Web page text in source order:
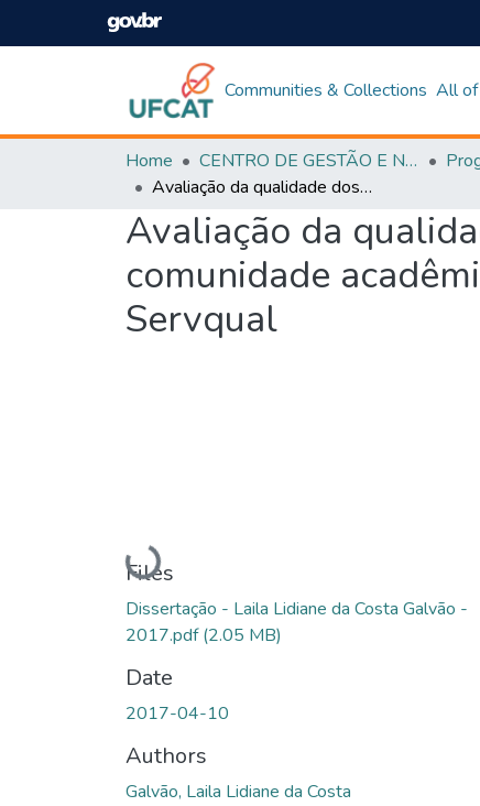
Communities & Collections All of
Home CENTRO DE GESTÃO E NEGÓCIOS
Avaliação da qualidade dos serviços educacionais na perspectiva da comunidade acadêmica de um Instituto Federal: o emprego da escala Servqual
Avaliação da
comunidade
Servqual
Loading...
Files
Dissertação - Laila Lidiane da Costa Galvão -
2017.pdf(2.05 MB)
Date
2017-04-10
Authors
Galvão, Laila Lidiane da Costa